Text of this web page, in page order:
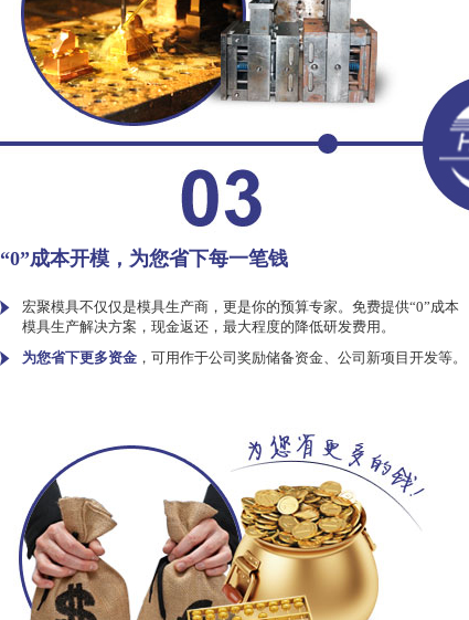
“0”成本开模，为您省下每一笔钱
宏聚模具不仅仅是模具生产商，更是你的预算专家。免费提供“0”成本
模具生产解决方案，现金返还，最大程度的降低研发费用。
为您省下更多资金 ，可用作于公司奖励储备资金、公司新项目开发等。